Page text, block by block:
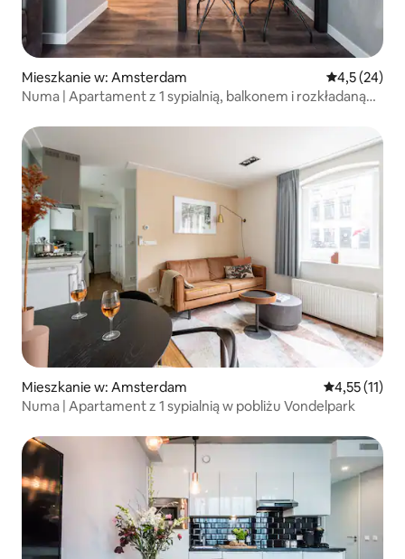
Mieszkanie w: Amsterdam Średnia
4,5 (24)
Numa | Apartament z 1 sypialnią, balkonem i rozkładaną
Mieszkanie w: Amsterdam Średnia
4,55 (11)
Numa | Apartament z 1 sypialnią w pobliżu Vondelpark